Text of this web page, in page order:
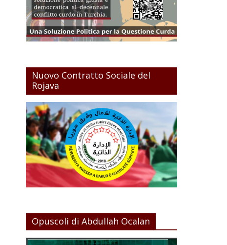
Nuovo Contratto Sociale del
Rojava
Opuscoli di Abdullah Ocalan